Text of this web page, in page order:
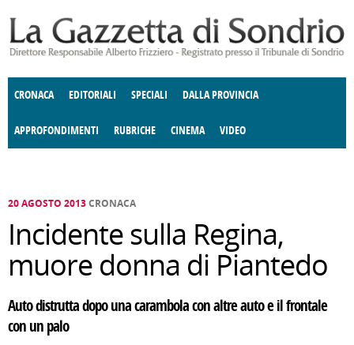
CRONACA EDITORIALI SPECIALI DALLA PROVINCIA
APPROFONDIMENTI
E SPETTACOLI POLITICA
RUBRICHE
DELLE IDEE FATTI DELLO SPIRITO
CINEMA VIDEO
20 AGOSTO 2013CRONACA
Incidente sulla Regina,
muore donna di Piantedo
Auto distrutta dopo una carambola con altre auto e il frontale
con un palo